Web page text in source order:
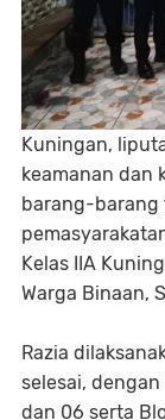
Kuningan,
keamanan dan
barang-barang
Kelas IIA
Warga Binaan,
Razia
selesai, dengan
dan 06 serta